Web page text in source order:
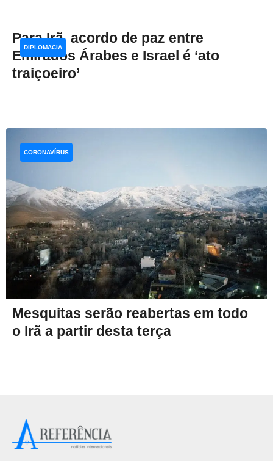
Para Irã, acordo de paz entre
Emirados Árabes e Israel é ‘ato
traiçoeiro’
DIPLOMACIA
Mesquitas serão reabertas em todo
o Irã a partir desta terça
CORONAVÍRUS